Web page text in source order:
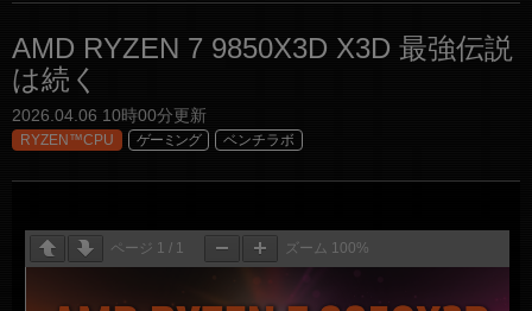
AMD RYZEN 7 9850X3D X3D 最強伝説
は続く
2026.04.06 10時00分更新
RYZEN™CPU ゲーミング ベンチラボ
ページ 1 / 1 ズーム 100%